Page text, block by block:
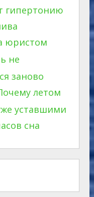
гипертонию
юристом
не
заново
летом
уставшими
сна